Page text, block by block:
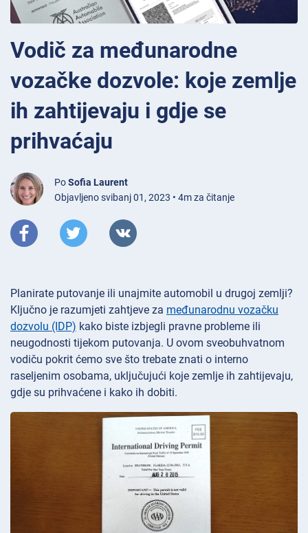
Vodič za međunarodne
vozačke dozvole: koje zemlje
ih zahtijevaju i gdje se
prihvaćaju
PoSofia Laurent
Objavljeno svibanj 01, 2023 • 4m za čitanje
Planirate putovanje ili unajmite automobil u drugoj zemlji?
Ključno je razumjeti zahtjeve za međunarodnu vozačku
dozvolu (IDP) kako biste izbjegli pravne probleme ili
neugodnosti tijekom putovanja. U ovom sveobuhvatnom
vodiču pokrit ćemo sve što trebate znati o interno
raseljenim osobama, uključujući koje zemlje ih zahtijevaju,
gdje su prihvaćene i kako ih dobiti.